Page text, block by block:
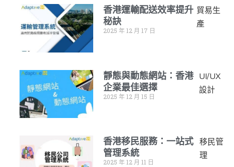
香港運輸配送效率提升
秘訣
2025 年 12 月 17 日
貿易生
產
靜態與動態網站：香港
企業最佳選擇
2025 年 12 月 15 日
UI/UX
設計
香港移民服務：一站式
管理系統
2025 年 12 月 11 日
移民管
理